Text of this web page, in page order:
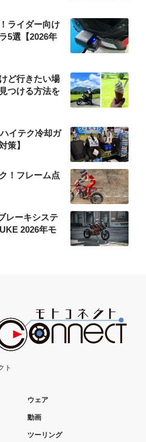
ライダー向け
5選【2026年
ど行きたい場
つける方法を
イテク冷却ガ
策】
！フレーム点
レーキシステ
2026年モ
ト
ウェア
動画
ツーリング